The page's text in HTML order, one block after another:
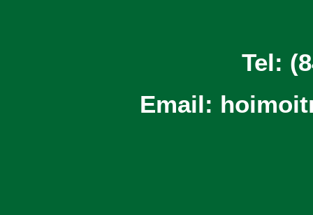
Tel:
Email: